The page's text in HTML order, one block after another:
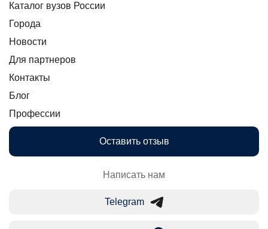
Каталог вузов России
Города
Новости
Для партнеров
Контакты
Блог
Профессии
Оставить отзыв
Написать нам
Telegram